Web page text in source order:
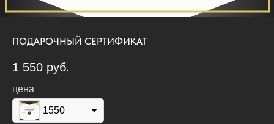
ПОДАРОЧНЫЙ СЕРТИФИКАТ
1 550 руб.
цена
1550